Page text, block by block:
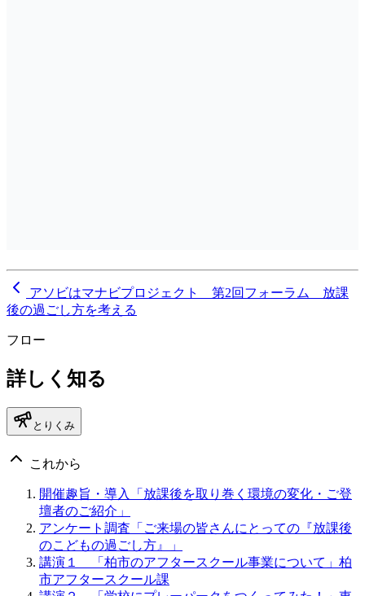
アソビはマナビプロジェクト 第2回フォーラム 放課
後の過ごし方を考える
フロー
詳しく知る
とりくみ
これから
開催趣旨・導入「放課後を取り巻く環境の変化・ご登
壇者のご紹介」
アンケート調査「ご来場の皆さんにとっての『放課後
のこどもの過ごし方』」
講演１ 「柏市のアフタースクール事業について」柏
市アフタースクール課